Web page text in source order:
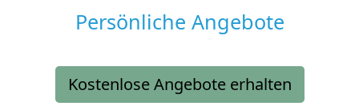
Persönliche Angebote
Kostenlose Angebote erhalten